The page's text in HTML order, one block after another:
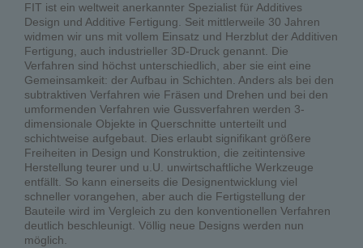
FIT ist ein weltweit anerkannter Spezialist für Additives
Design und Additive Fertigung. Seit mittlerweile 30 Jahren
widmen wir uns mit vollem Einsatz und Herzblut der Additiven
Fertigung, auch industrieller 3D-Druck genannt. Die
Verfahren sind höchst unterschiedlich, aber sie eint eine
Gemeinsamkeit: der Aufbau in Schichten. Anders als bei den
subtraktiven Verfahren wie Fräsen und Drehen und bei den
umformenden Verfahren wie Gussverfahren werden 3-
dimensionale Objekte in Querschnitte unterteilt und
schichtweise aufgebaut. Dies erlaubt signifikant größere
Freiheiten in Design und Konstruktion, die zeitintensive
Herstellung teurer und u.U. unwirtschaftliche Werkzeuge
entfällt. So kann einerseits die Designentwicklung viel
schneller vorangehen, aber auch die Fertigstellung der
Bauteile wird im Vergleich zu den konventionellen Verfahren
deutlich beschleunigt. Völlig neue Designs werden nun
möglich.